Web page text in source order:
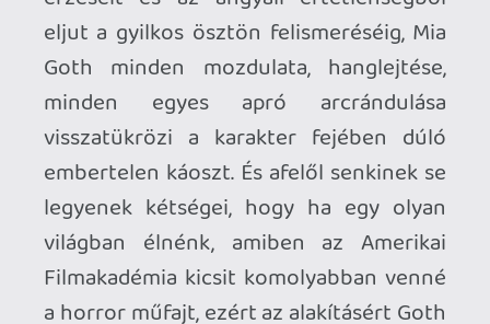
azok könnyen meghálálhatják benne a
számításaikat.